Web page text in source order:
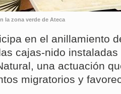
la zona verde de Ateca
en el anillamiento
cajas-nido
una actuación
migratorios y